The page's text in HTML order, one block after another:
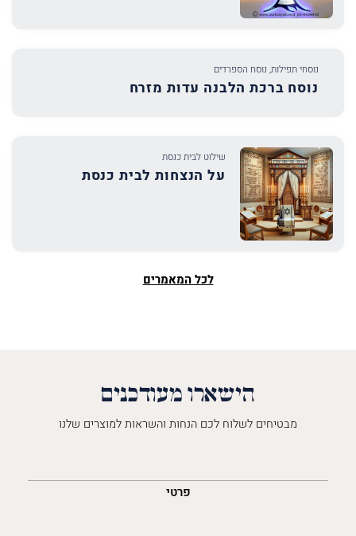
נוסחי תפילות, נוסח הספרדים
נוסח ברכת הלבנה עדות מזרח
שילוט לבית כנסת
על הנצחות לבית כנסת
לכל המאמרים
הישארו מעודכנים
מבטיחים לשלוח לכם הנחות והשראות למוצרים שלנו
פרטי